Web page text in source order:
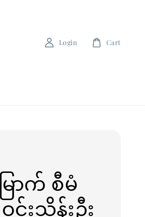
Login Cart
ာက် စီမံ
းသိန်းဦး